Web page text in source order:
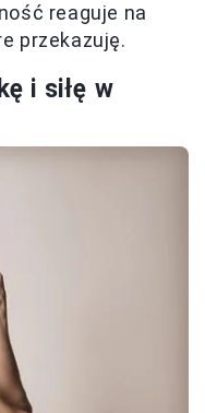
reaguje na
przekazuję.
i siłę w